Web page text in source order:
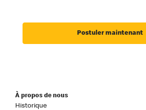
Postuler maintenant
À propos de nous
Historique